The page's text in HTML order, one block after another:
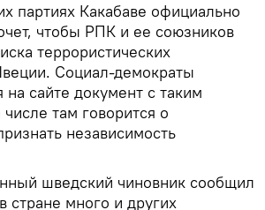
партиях Какабаве официально
чтобы РПК и ее союзников
террористических
Социал-демократы
сайте документ с таким
там говорится о
независимость
шведский чиновник сообщил
стране много и других